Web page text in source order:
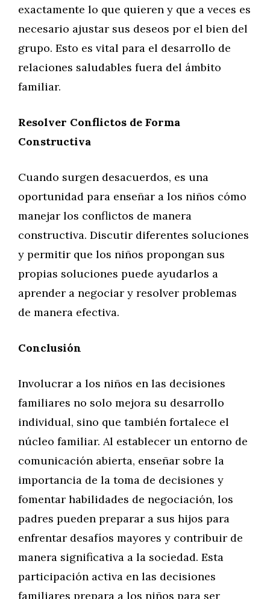
exactamente lo que quieren y que a veces es
necesario ajustar sus deseos por el bien del
grupo. Esto es vital para el desarrollo de
relaciones saludables fuera del ámbito
familiar.
Resolver Conflictos de Forma
Constructiva
Cuando surgen desacuerdos, es una
oportunidad para enseñar a los niños cómo
manejar los conflictos de manera
constructiva. Discutir diferentes soluciones
y permitir que los niños propongan sus
propias soluciones puede ayudarlos a
aprender a negociar y resolver problemas
de manera efectiva.
Conclusión
Involucrar a los niños en las decisiones
familiares no solo mejora su desarrollo
individual, sino que también fortalece el
núcleo familiar. Al establecer un entorno de
comunicación abierta, enseñar sobre la
importancia de la toma de decisiones y
fomentar habilidades de negociación, los
padres pueden preparar a sus hijos para
enfrentar desafíos mayores y contribuir de
manera significativa a la sociedad. Esta
participación activa en las decisiones
familiares prepara a los niños para ser